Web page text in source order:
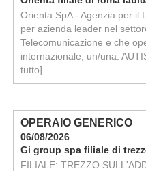
Orienta SpA - Agenzia per il
per azienda leader nel
Telecomunicazione e che
internazionale, un/una:
tutto]
OPERAIO GENERICO
06/08/2026
Gi group spa filiale di
FILIALE: TREZZO